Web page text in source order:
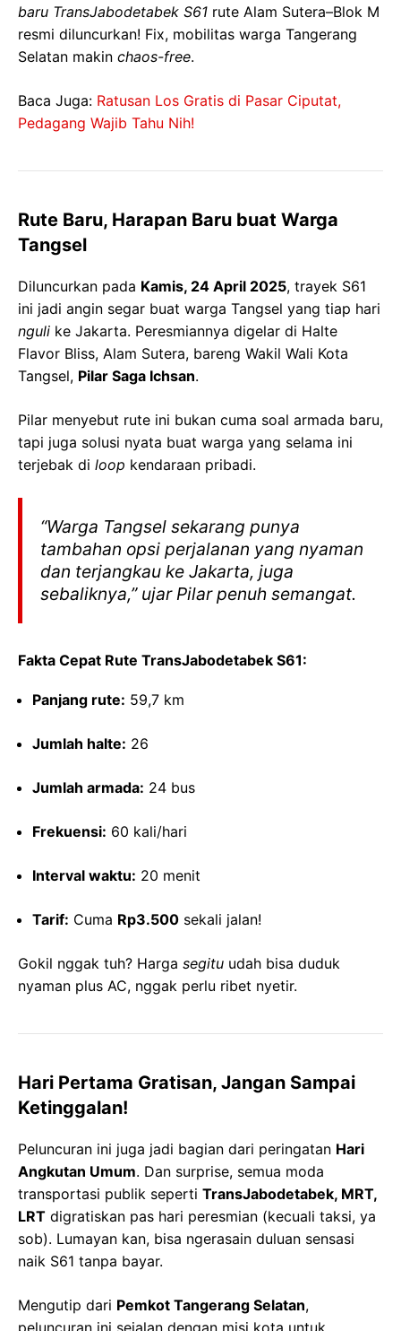
baru TransJabodetabek S61 rute Alam Sutera–Blok M
resmi diluncurkan! Fix, mobilitas warga Tangerang
Selatan makin chaos-free.
Baca Juga: Ratusan Los Gratis di Pasar Ciputat,
Pedagang Wajib Tahu Nih!
Rute Baru, Harapan Baru buat Warga
Tangsel
Diluncurkan pada Kamis, 24 April 2025, trayek S61
ini jadi angin segar buat warga Tangsel yang tiap hari
nguli ke Jakarta. Peresmiannya digelar di Halte
Flavor Bliss, Alam Sutera, bareng Wakil Wali Kota
Tangsel, Pilar Saga Ichsan.
Pilar menyebut rute ini bukan cuma soal armada baru,
tapi juga solusi nyata buat warga yang selama ini
terjebak di loop kendaraan pribadi.
“Warga Tangsel sekarang punya
tambahan opsi perjalanan yang nyaman
dan terjangkau ke Jakarta, juga
sebaliknya,” ujar Pilar penuh semangat.
Fakta Cepat Rute TransJabodetabek S61:
Panjang rute: 59,7 km
Jumlah halte: 26
Jumlah armada: 24 bus
Frekuensi: 60 kali/hari
Interval waktu: 20 menit
Tarif: Cuma Rp3.500 sekali jalan!
Gokil nggak tuh? Harga segitu udah bisa duduk
nyaman plus AC, nggak perlu ribet nyetir.
Hari Pertama Gratisan, Jangan Sampai
Ketinggalan!
Peluncuran ini juga jadi bagian dari peringatan Hari
Angkutan Umum. Dan surprise, semua moda
transportasi publik seperti TransJabodetabek, MRT,
LRT digratiskan pas hari peresmian (kecuali taksi, ya
sob). Lumayan kan, bisa ngerasain duluan sensasi
naik S61 tanpa bayar.
Mengutip dari Pemkot Tangerang Selatan,